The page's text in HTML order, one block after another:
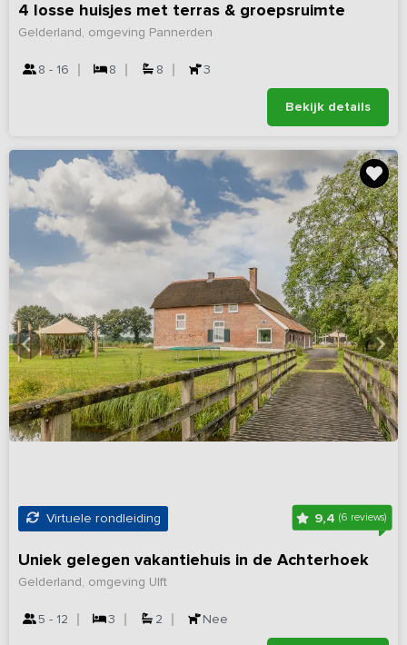
4 losse huisjes met terras & groepsruimte
Gelderland, omgeving Pannerden
8 - 16 8 8 3
Bekijk details
Virtuele rondleiding 9,4(6 reviews)
Uniek gelegen vakantiehuis in de Achterhoek
Gelderland, omgeving Ulft
5 - 12 3 2 Nee